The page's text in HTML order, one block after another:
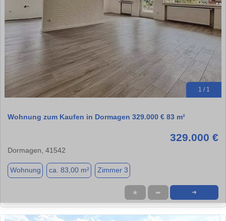
1 / 1
Wohnung zum Kaufen in Dormagen 329.000 € 83 m²
329.000 €
Dormagen, 41542
Wohnung ca. 83,00 m² Zimmer 3
★ ➦ ➜